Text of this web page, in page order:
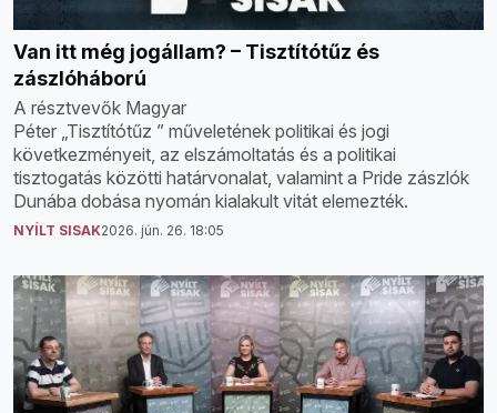
Van itt még jogállam? – Tisztítótűz és
zászlóháború
A résztvevők Magyar
Péter „Tisztítótűz ” műveletének politikai és jogi
következményeit, az elszámoltatás és a politikai
tisztogatás közötti határvonalat, valamint a Pride zászlók
Dunába dobása nyomán kialakult vitát elemezték.
NYÍLT SISAK2026. jún. 26. 18:05